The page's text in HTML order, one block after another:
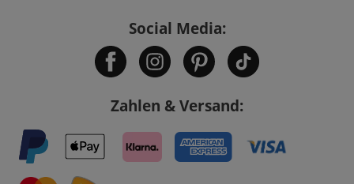
Social Media:
Zahlen & Versand: